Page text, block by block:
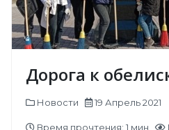
Дорога к
Новости 19 Апрель 2021
Время прочтения: 1 мин